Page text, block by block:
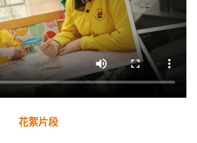
花絮片段